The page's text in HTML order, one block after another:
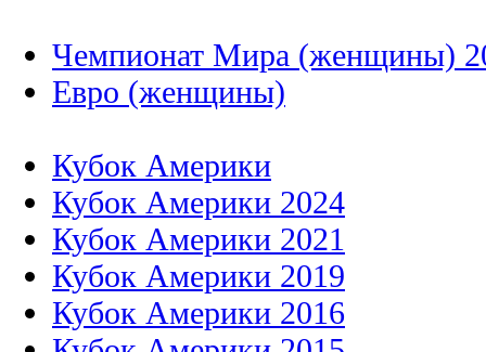
Чемпионат Мира (женщины)
Евро (женщины)
Кубок Америки
Кубок Америки 2024
Кубок Америки 2021
Кубок Америки 2019
Кубок Америки 2016